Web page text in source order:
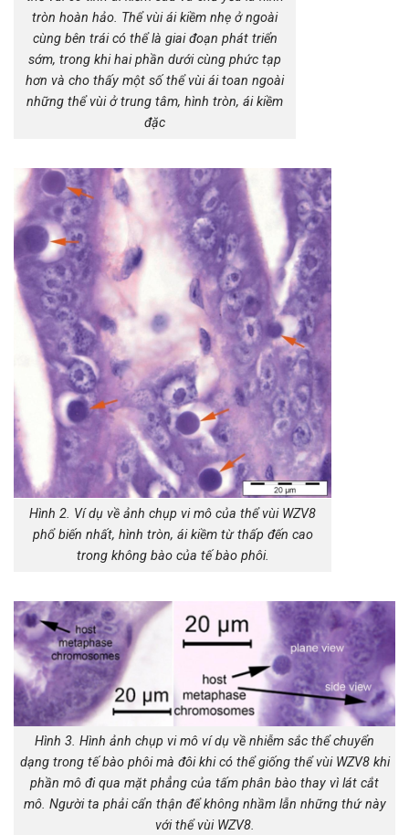
tròn hoàn hảo. Thể vùi ái kiềm nhẹ ở ngoài
cùng bên trái có thể là giai đoạn phát triển
sớm, trong khi hai phần dưới cùng phức tạp
hơn và cho thấy một số thể vùi ái toan ngoài
những thể vùi ở trung tâm, hình tròn, ái kiềm
đặc
Hình 2. Ví dụ về ảnh chụp vi mô của thể vùi WZV8
phổ biến nhất, hình tròn, ái kiềm từ thấp đến cao
trong không bào của tế bào phôi.
Hình 3. Hình ảnh chụp vi mô ví dụ về nhiễm sắc thể chuyển
dạng trong tế bào phôi mà đôi khi có thể giống thể vùi WZV8 khi
phần mô đi qua mặt phẳng của tấm phân bào thay vì lát cắt
mô. Người ta phải cẩn thận để không nhầm lẫn những thứ này
với thể vùi WZV8.